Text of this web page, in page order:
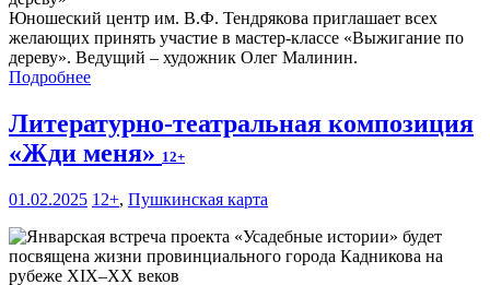
Юношеский центр им. В.Ф. Тендрякова приглашает всех
желающих принять участие в мастер-классе «Выжигание по
дереву». Ведущий – художник Олег Малинин.
Подробнее
Литературно-театральная композиция
«Жди меня» 12+
01.02.2025 12+, Пушкинская карта